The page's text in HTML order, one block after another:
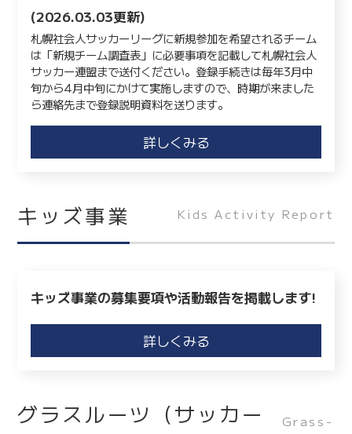
(2026.03.03更新)
札幌社会人サッカーリーグに新規参加を希望されるチーム
は「新規チーム調査表」に必要事項を記載して札幌社会人
サッカー連盟まで送付ください。登録手続きは毎年3月中
旬から4月中旬にかけて実施しますので、時期が来ました
ら連絡先まで登録説明資料を送ります。
詳しくみる
キッズ事業 Kids Activity Report
キッズ事業の募集要項や活動報告を掲載します!
詳しくみる
グラスルーツ（サッカー
Grass-